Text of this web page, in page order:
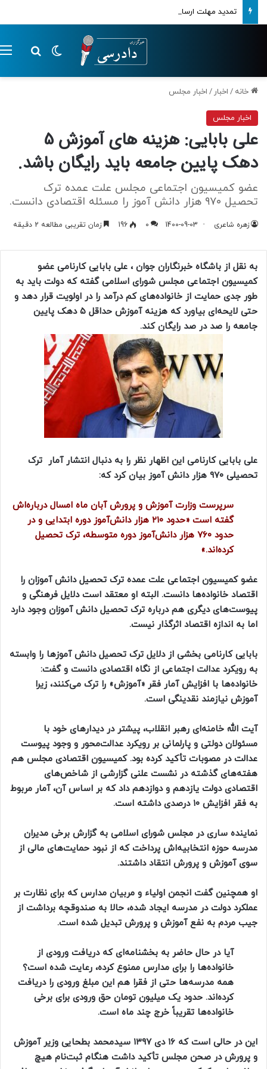
تمدید مهلت ارسال اظهارنامه‌های مالیاتی تا پایان تابستان 1405
تغییر پوسته
خانه / اخبار / اخبار مجلس
اخبار مجلس
علی بابایی: هزینه های آموزش 5
دهک پایین جامعه باید رایگان باشد.
عضو کمیسیون اجتماعی مجلس علت عمده ترک
تحصیل ۹۷۰ هزار دانش آموز را مسئله اقتصادی دانست.
زهره شاعری 1400-09-03
0
196 زمان تقریبی مطالعه 2 دقیقه
به نقل از باشگاه خبرنگاران جوان ، علی بابایی کارنامی عضو
کمیسیون اجتماعی مجلس شورای اسلامی گفته که دولت باید به
طور جدی حمایت از خانواده‌های کم درآمد را در اولویت قرار دهد و
حتی لایحه‌ای بیاورد که هزینه آموزش حداقل ۵ دهک پایین
جامعه را صد در صد رایگان کند.
علی بابایی کارنامی این اظهار نظر را به دنبال انتشار آمار ترک
تحصیلی ۹۷۰ هزار دانش آموز بیان کرد که:
سرپرست وزارت آموزش و پرورش آبان ماه امسال درباره‌اش
گفته است «حدود ۲۱۰ هزار دانش‌آموز دوره ابتدایی و در
حدود ۷۶۰ هزار دانش‌آموز دوره متوسطه، ترک تحصیل
کرده‌اند.»
عضو کمیسیون اجتماعی علت عمده ترک تحصیل دانش آموزان را
اقتصاد خانواده‌ها دانست. البته او معتقد است دلایل فرهنگی و
پیوست‌های دیگری هم درباره ترک تحصیل دانش آموزان وجود دارد
اما به اندازه اقتصاد اثرگذار نیست.
بابایی کارنامی بخشی از دلایل ترک تحصیل دانش آموزها را وابسته
به رویکرد عدالت اجتماعی از نگاه اقتصادی دانست و گفت:
خانواده‌ها با افزایش آمار فقر «آموزش» را ترک می‌کنند، زیرا
آموزش نیازمند نقدینگی است.
آیت الله خامنه‌ای رهبر انقلاب، پیشتر در دیدارهای خود با
مسئولان دولتی و پارلمانی بر رویکرد عدالت‌محور و وجود پیوست
عدالت در مصوبات تأکید کرده بود. کمیسیون اقتصادی مجلس هم
هفته‌های گذشته در نشست علنی گزارشی از شاخص‌های
اقتصادی دولت یازدهم و دوازدهم داد که بر اساس آن، آمار مربوط
به فقر افزایش ۱۰ درصدی داشته است.
نماینده ساری در مجلس شورای اسلامی به گزارش برخی مدیران
مدرسه حوزه انتخابیه‌اش پرداخت که از نبود حمایت‌های مالی از
سوی آموزش و پرورش انتقاد داشتند.
او همچنین گفت انجمن اولیاء و مربیان مدارس که برای نظارت بر
عملکرد دولت در مدرسه ایجاد شده، حالا به صندوقچه برداشت از
جیب مردم به نفع آموزش و پرورش تبدیل شده است.
آیا در حال حاضر به بخشنامه‌ای که دریافت ورودی از
خانواده‌ها را برای مدارس ممنوع کرده، رعایت شده است؟
همه مدرسه‌ها حتی از فقرا هم این مبلغ ورودی را دریافت
کرده‌اند. حدود یک میلیون تومان حق ورودی برای برخی
خانواده‌ها تقریباً خرج چند ماه است.
این در حالی است که ۱۶ دی ۱۳۹۷ سیدمحمد بطحایی وزیر آموزش
و پرورش در صحن مجلس تأکید داشت هنگام ثبت‌نام هیچ